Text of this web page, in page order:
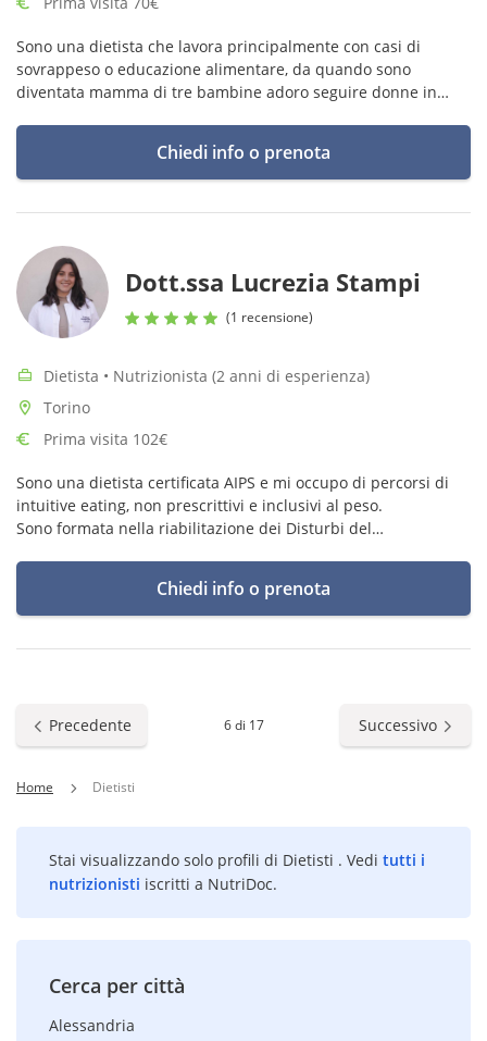
Sono una dietista che lavora principalmente con casi di
sovrappeso o educazione alimentare, da quando sono
diventata mamma di tre bambine adoro seguire donne in
Chiedi info o prenota
Dott.ssa Lucrezia Stampi
(1 recensione)
Dietista • Nutrizionista (2 anni di esperienza)
Torino
Prima visita 102€
Sono una dietista certificata AIPS e mi occupo di percorsi di
intuitive eating, non prescrittivi e inclusivi al peso.
Sono formata nella riabilitazione dei Disturbi del
Chiedi info o prenota
Precedente 6 di 17 Successivo
Home Dietisti
Stai visualizzando solo profili di Dietisti . Vedi tutti i
nutrizionisti iscritti a NutriDoc.
Cerca per città
Alessandria